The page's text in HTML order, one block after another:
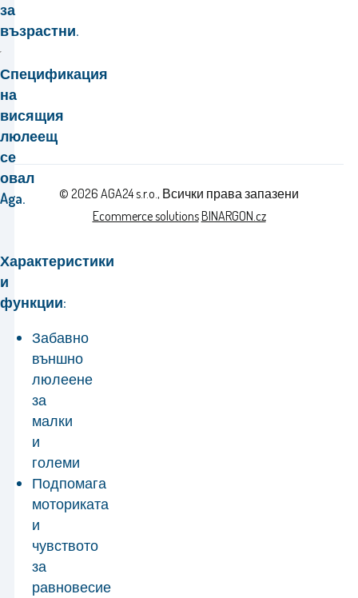
за
възрастни.
Спецификация
на
висящия
люлеещ
се
овал
Aga.
Характеристики
и
функции:
Забавно
външно
люлеене
за
малки
и
големи
Подпомага
моториката
и
чувството
за
равновесие
© 2026 AGA24 s.r.o., Всички права запазени
Ecommerce solutionsBINARGON.cz